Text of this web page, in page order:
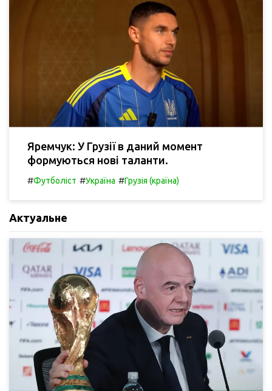
Яремчук: У Грузії в даний момент
формуються нові таланти.
#Футболіст #Україна #Грузія (країна)
Актуальне